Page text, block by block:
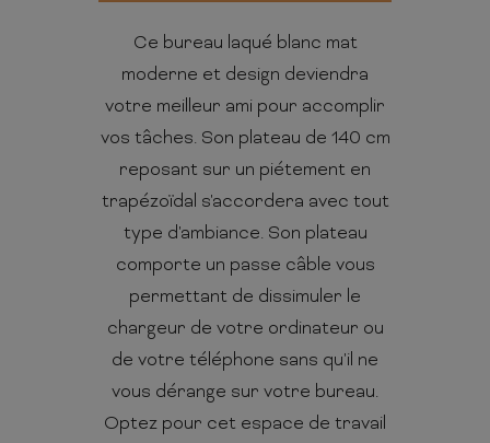
Ce bureau laqué blanc mat
moderne et design deviendra
votre meilleur ami pour accomplir
vos tâches. Son plateau de 140 cm
reposant sur un piétement en
trapézoïdal s'accordera avec tout
type d'ambiance. Son plateau
comporte un passe câble vous
permettant de dissimuler le
chargeur de votre ordinateur ou
de votre téléphone sans qu'il ne
vous dérange sur votre bureau.
Optez pour cet espace de travail